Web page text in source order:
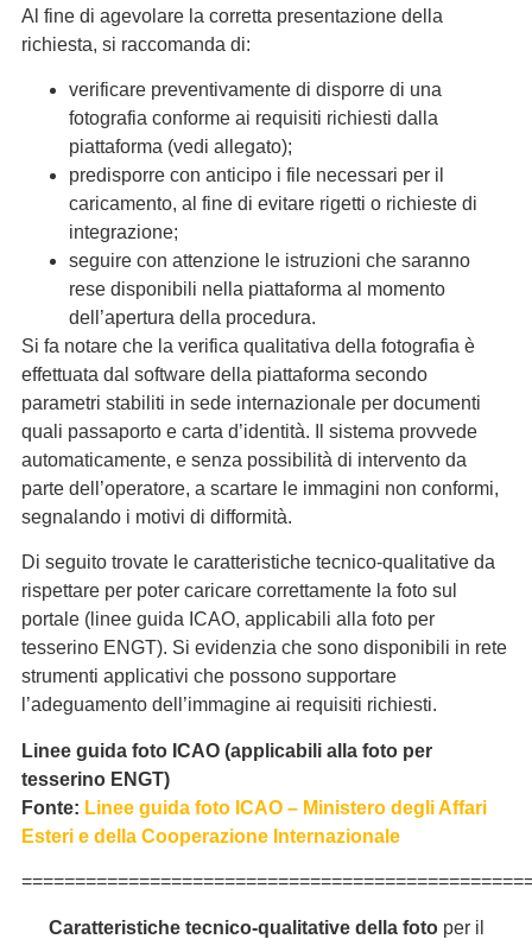
Al fine di agevolare la corretta presentazione della
richiesta, si raccomanda di:
verificare preventivamente di disporre di una
fotografia conforme ai requisiti richiesti dalla
piattaforma (vedi allegato);
predisporre con anticipo i file necessari per il
caricamento, al fine di evitare rigetti o richieste di
integrazione;
seguire con attenzione le istruzioni che saranno
rese disponibili nella piattaforma al momento
dell’apertura della procedura.
Si fa notare che la verifica qualitativa della fotografia è
effettuata dal software della piattaforma secondo
parametri stabiliti in sede internazionale per documenti
quali passaporto e carta d’identità. Il sistema provvede
automaticamente, e senza possibilità di intervento da
parte dell’operatore, a scartare le immagini non conformi,
segnalando i motivi di difformità.
Di seguito trovate le caratteristiche tecnico-qualitative da
rispettare per poter caricare correttamente la foto sul
portale (linee guida ICAO, applicabili alla foto per
tesserino ENGT). Si evidenzia che sono disponibili in rete
strumenti applicativi che possono supportare
l’adeguamento dell’immagine ai requisiti richiesti.
Linee guida foto ICAO (applicabili alla foto per
tesserino ENGT)
Fonte: Linee guida foto ICAO – Ministero degli Affari
Esteri e della Cooperazione Internazionale
Caratteristiche tecnico-qualitative della fotoper il